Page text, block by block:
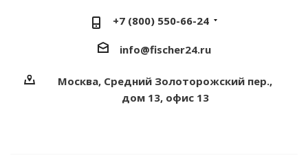
+7 (800) 550-66-24
info@fischer24.ru
Москва, Средний Золоторожский пер.,
дом 13, офис 13